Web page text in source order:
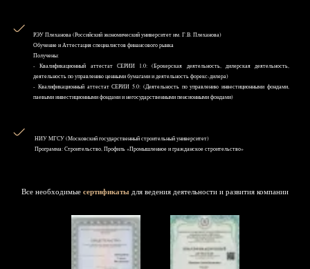
РЭУ Плеханова (Российский экономический университет им. Г.В. Плеханова)
Обучение и Аттестация специалистов финансового рынка
Получены:
- Квалификационный аттестат СЕРИИ 1.0: (Брокерская деятельность, дилерская деятельность,
деятельность по управлению ценными бумагами и деятельность форекс-дилера)
- Квалификационный аттестат СЕРИИ 5.0: (Деятельность по управлению инвестиционными фондами,
паевыми инвестиционными фондами и негосударственными пенсионными фондами)
НИУ MГСУ (Московский государственный строительный университет)
Программа: Строительство, Профиль «Промышленное и гражданское строительство»
Все необходимые сертификаты для ведения деятельности и развития компании